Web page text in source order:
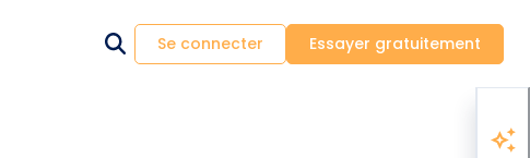
Se connecter Essayer gratuitement